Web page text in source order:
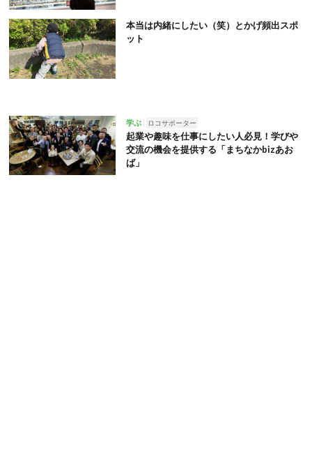
本当は内緒にしたい（笑）とかげ頻出スポ
ット
学ぶ ロコサポーター
起業や趣味を仕事にしたい人必見！学びや
交流の機会を提供する「まちなかbizあお
ば」